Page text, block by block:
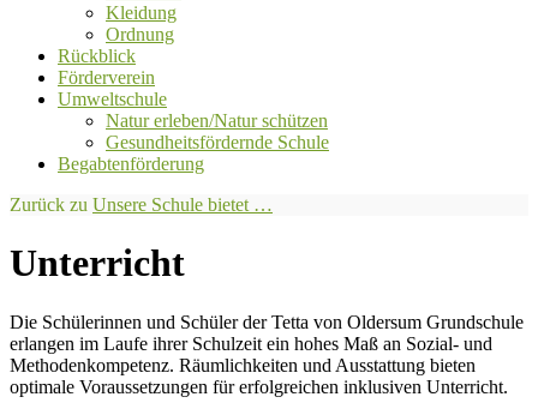
Kleidung
Ordnung
Rückblick
Förderverein
Umweltschule
Natur erleben/Natur schützen
Gesundheitsfördernde Schule
Begabtenförderung
Zurück zu Unsere Schule bietet …
Unterricht
Die Schülerinnen und Schüler der Tetta von Oldersum Grundschule
erlangen im Laufe ihrer Schulzeit ein hohes Maß an Sozial- und
Methodenkompetenz. Räumlichkeiten und Ausstattung bieten
optimale Voraussetzungen für erfolgreichen inklusiven Unterricht.